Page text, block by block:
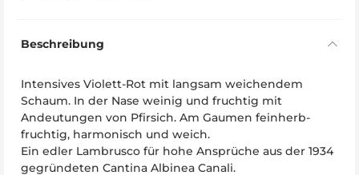
Beschreibung
Intensives Violett-Rot mit langsam weichendem
Schaum. In der Nase weinig und fruchtig mit
Andeutungen von Pfirsich. Am Gaumen feinherb-
fruchtig, harmonisch und weich.
Ein edler Lambrusco für hohe Ansprüche aus der 1934
gegründeten Cantina Albinea Canali.